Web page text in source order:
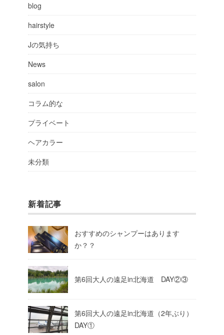
blog
hairstyle
Jの気持ち
News
salon
コラム的な
プライベート
ヘアカラー
未分類
新着記事
おすすめのシャンプーはあります
か？？
第6回大人の遠足in北海道 DAY②③
第6回大人の遠足in北海道（2年ぶり）
DAY①